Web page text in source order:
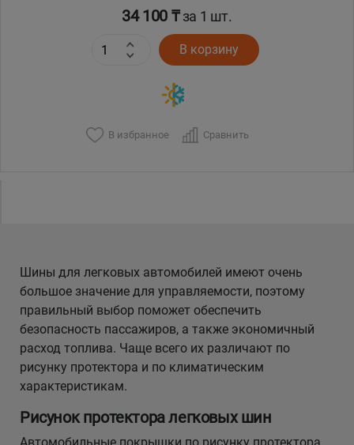
34 100 ₸за 1 шт.
В корзину
В избранное Сравнить
Шины для легковых автомобилей имеют очень
большое значение для управляемости, поэтому
правильный выбор поможет обеспечить
безопасность пассажиров, а также экономичный
расход топлива. Чаще всего их различают по
рисунку протектора и по климатическим
характеристикам.
Рисунок протектора легковых шин